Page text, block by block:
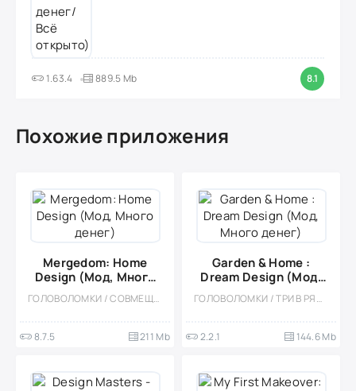
1.63.4 889.5 Mb 8.1
Похожие приложения
Mergedom: Home
Design (Мод, Много
денег)
ГОЛОВОЛОМКИ / СОВМЕЩЕНИЕ ПРЕДМЕТОВ / КАЗУАЛЬНЫЕ / ОДНОПОЛЬЗОВАТЕЛЬСКИЕ / СТИЛИЗАЦИЯ / ОФЛАЙН / МОД / ВСТРОЕННЫЙ КЕШ / ДЕВОЧКАМ
8.7.5 211 Mb
Garden & Home :
Dream Design (Мод,
Много денег)
ГОЛОВОЛОМКИ / ТРИ В РЯД / КАЗУАЛЬНЫЕ / СТИЛИЗАЦИЯ / ОДНОПОЛЬЗОВАТЕЛЬСКИЕ / ОФЛАЙН / ВСТРОЕННЫЙ КЕШ / МОД / СИМУЛЯТОРЫ / ДЕВОЧКАМ
2.2.1 144.6 Mb